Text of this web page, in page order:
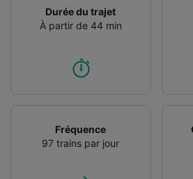
Durée du trajet
À partir de 44 min
Fréquence
97 trains par jour
Liste de nos partenaires